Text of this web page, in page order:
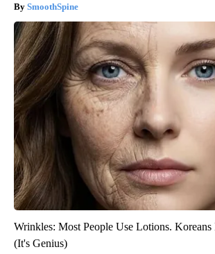
SmoothSpine
Wrinkles: Most People Use Lotions. Koreans
(It's Genius)